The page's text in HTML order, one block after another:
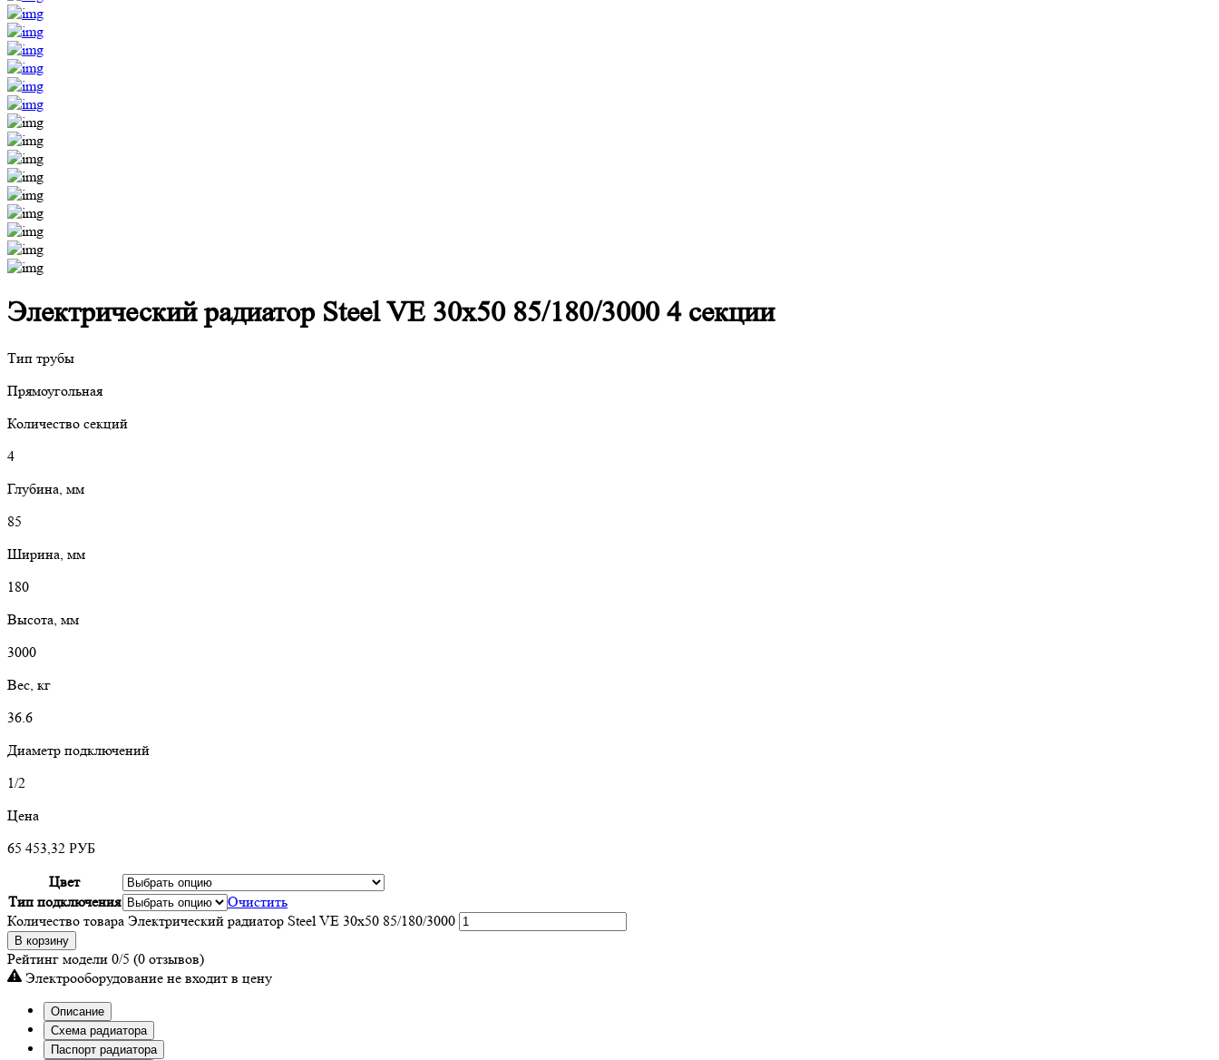
Электрический радиатор Steel VE 30х50 85/180/3000 4 секции
Тип трубы
Прямоугольная
Количество секций
4
Глубина, мм
85
Ширина, мм
180
Высота, мм
3000
Вес, кг
36.6
Диаметр подключений
1/2
Цена
65 453,32 РУБ
Цвет
Тип подключения
Очистить
Количество товара Электрический радиатор Steel VE 30х50 85/180/3000
В корзину
Рейтинг модели 0/5 (0 отзывов)
Электрооборудование не входит в цену
Описание
Схема радиатора
Паспорт радиатора